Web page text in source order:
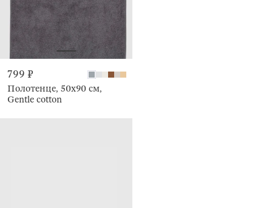
799 ₽
Полотенце, 50х90 см,
Gentle cotton